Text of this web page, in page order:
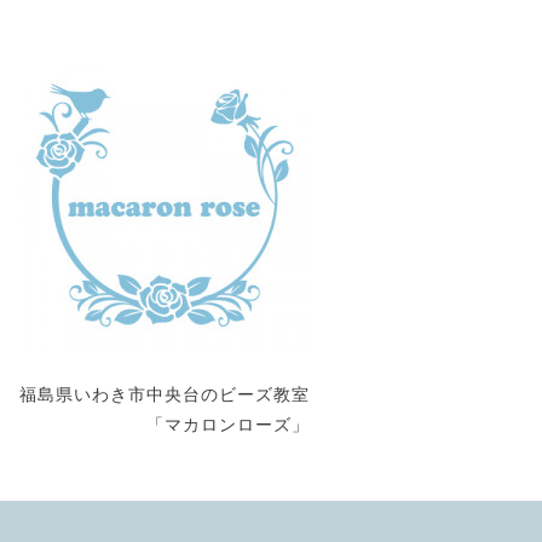
福島県いわき市中央台のビーズ教室
「マカロンローズ」